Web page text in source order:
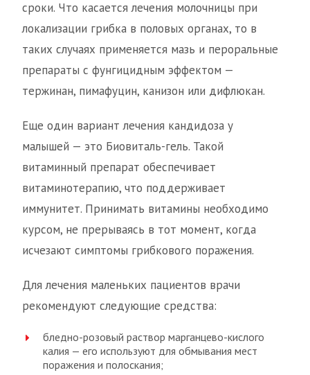
сроки. Что касается лечения молочницы при
локализации грибка в половых органах, то в
таких случаях применяется мазь и пероральные
препараты с фунгицидным эффектом —
тержинан, пимафуцин, канизон или дифлюкан.
Еще один вариант лечения кандидоза у
малышей — это Биовиталь-гель. Такой
витаминный препарат обеспечивает
витаминотерапию, что поддерживает
иммунитет. Принимать витамины необходимо
курсом, не прерываясь в тот момент, когда
исчезают симптомы грибкового поражения.
Для лечения маленьких пациентов врачи
рекомендуют следующие средства:
бледно-розовый раствор марганцево-кислого
калия — его используют для обмывания мест
поражения и полоскания;